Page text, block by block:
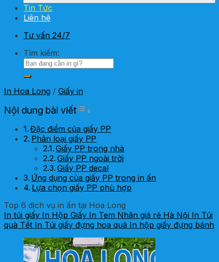
Tin Tức
Liên hệ
Tư vấn 24/7
Tìm kiếm:
In Hoa Long / Giấy in
Nội dung bài viết Toggle Table of Content
Đặc điểm của giấy PP
Phân loại giấy PP
Giấy PP trong nhà
Giấy PP ngoài trời
Giấy PP decal
Ứng dụng của giấy PP trong in ấn
Lựa chọn giấy PP phù hợp
Top 6 dịch vụ in ấn tại Hoa Long
In túi giấy In Hộp Giấy In Tem Nhãn giá rẻ Hà Nội In Túi
quà Tết In Túi giấy đựng hoa quả In hộp giấy đựng bánh